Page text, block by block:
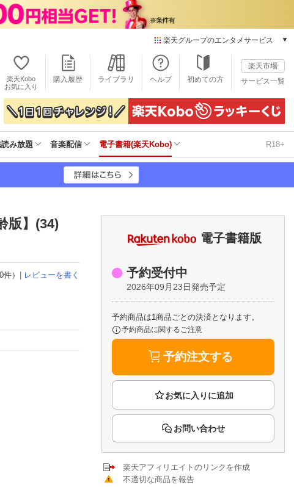
楽天グループのエンタメサービス
本/ゲーム/CD/DVD
楽天ブックス
電子書籍
楽天Kobo
雑誌読み放題
楽天ミュージック
楽天TV
Rakuten PLAY
無料テレビ
Rチャンネル
楽天チケット
エンタメニュース
推し楽
楽天Kobo
お気に入り
購入履歴 ライブラリ ヘルプ 初めての方
楽天市場
サービス一覧
み放題 音楽配信 電子書籍(楽天Kobo) R18+
版】(34)
0件） レビューを書く
電子書籍版
予約受付中
2026年09月23日発売予定
予約商品は1商品ごとの決済となります。
予約商品に関するご注意
予約注文する
お問い合わせ
楽天アフィリエイトのリンクを作成
不適切な商品を報告